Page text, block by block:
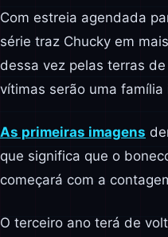
Com estreia agendada
série traz Chucky em
dessa vez pelas terras
vítimas serão uma
As primeiras imagens
que significa que o
começará com a
O terceiro ano terá de